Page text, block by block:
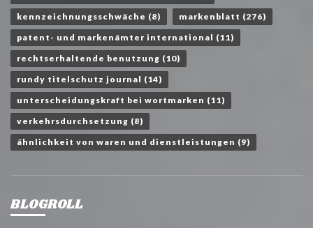
kennzeichnungsschwäche (8) markenblatt (276)
patent- und markenämter international (11)
rechtserhaltende benutzung (10)
rundy titelschutz journal (14)
unterscheidungskraft bei wortmarken (11)
verkehrsdurchsetzung (8)
ähnlichkeit von waren und dienstleistungen (9)
BLOGROLL